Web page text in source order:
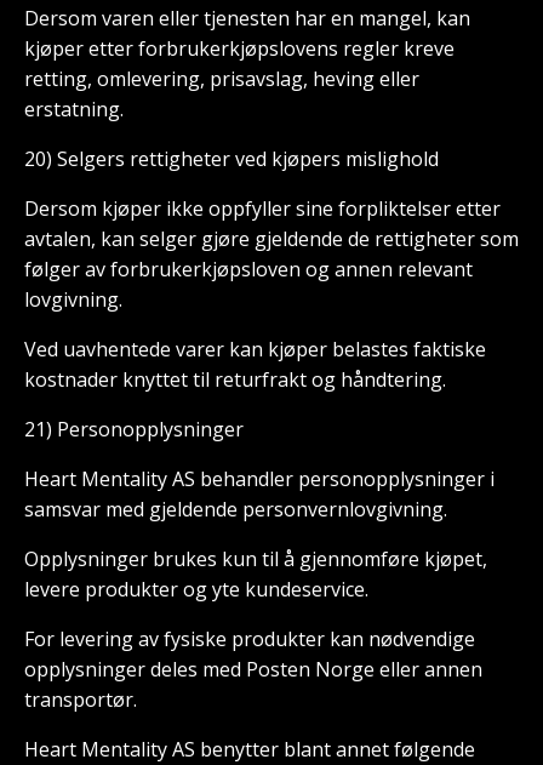
Dersom varen eller tjenesten har en mangel, kan
kjøper etter forbrukerkjøpslovens regler kreve
retting, omlevering, prisavslag, heving eller
erstatning.
20) Selgers rettigheter ved kjøpers mislighold
Dersom kjøper ikke oppfyller sine forpliktelser etter
avtalen, kan selger gjøre gjeldende de rettigheter som
følger av forbrukerkjøpsloven og annen relevant
lovgivning.
Ved uavhentede varer kan kjøper belastes faktiske
kostnader knyttet til returfrakt og håndtering.
21) Personopplysninger
Heart Mentality AS behandler personopplysninger i
samsvar med gjeldende personvernlovgivning.
Opplysninger brukes kun til å gjennomføre kjøpet,
levere produkter og yte kundeservice.
For levering av fysiske produkter kan nødvendige
opplysninger deles med Posten Norge eller annen
transportør.
Heart Mentality AS benytter blant annet følgende